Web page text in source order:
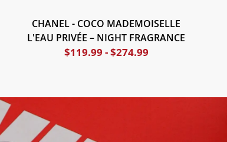
CHANEL - COCO MADEMOISELLE
L'EAU PRIVÉE – NIGHT FRAGRANCE
$119.99 -$274.99